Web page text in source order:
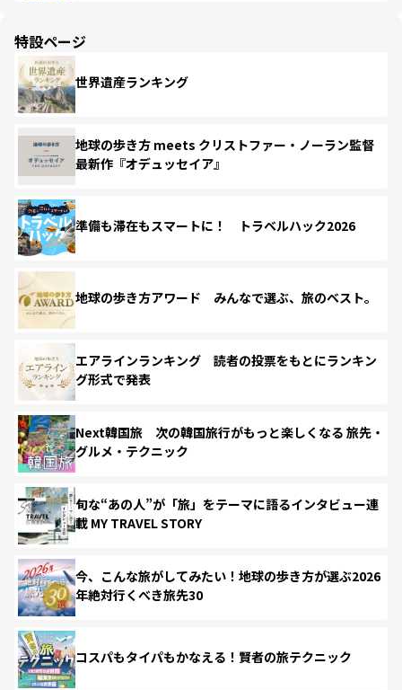
特設ページ
世界遺産ランキング
地球の歩き方 meets クリストファー・ノーラン監督
最新作『オデュッセイア』
準備も滞在もスマートに！ トラベルハック2026
地球の歩き方アワード みんなで選ぶ、旅のベスト。
エアラインランキング 読者の投票をもとにランキン
グ形式で発表
Next韓国旅 次の韓国旅行がもっと楽しくなる 旅先・
グルメ・テクニック
旬な“あの人”が「旅」をテーマに語るインタビュー連
載 MY TRAVEL STORY
今、こんな旅がしてみたい！地球の歩き方が選ぶ2026
年絶対行くべき旅先30
コスパもタイパもかなえる！賢者の旅テクニック